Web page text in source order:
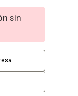
sin